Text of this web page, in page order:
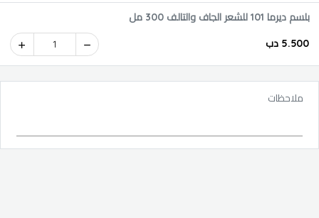
بلسم ديرما 101 للشعر الجاف والتالف 300 مل
5.500 دب 1
ملاحظات